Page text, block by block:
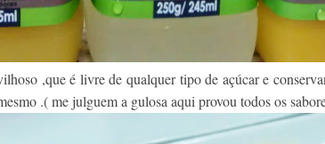
,que é livre de qualquer tipo de açúcar e
.( me julguem a gulosa aqui provou todos os